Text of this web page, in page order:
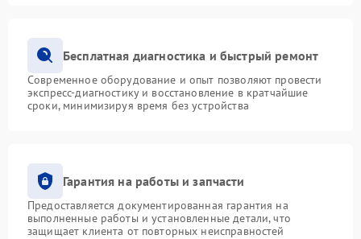
Бесплатная диагностика и быстрый ремонт
Современное оборудование и опыт позволяют провести
экспресс-диагностику и восстановление в кратчайшие
сроки, минимизируя время без устройства
Гарантия на работы и запчасти
Предоставляется документированная гарантия на
выполненные работы и установленные детали, что
защищает клиента от повторных неисправностей